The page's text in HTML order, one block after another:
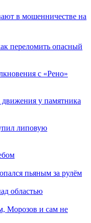
в мошенничестве на
переломить опасный
с «Рено»
у памятника
липовую
пьяным за рулём
областью
Морозов и сам не